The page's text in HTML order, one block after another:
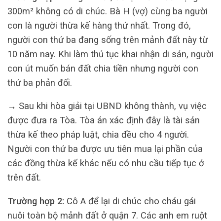
300m² không có di chúc. Bà H (vợ) cùng ba người
con là người thừa kế hàng thứ nhất. Trong đó,
người con thứ ba đang sống trên mảnh đất này từ
10 năm nay. Khi làm thủ tục khai nhận di sản, người
con út muốn bán đất chia tiền nhưng người con
thứ ba phản đối.
→ Sau khi hòa giải tại UBND không thành, vụ việc
được đưa ra Tòa. Tòa án xác định đây là tài sản
thừa kế theo pháp luật, chia đều cho 4 người.
Người con thứ ba được ưu tiên mua lại phần của
các đồng thừa kế khác nếu có nhu cầu tiếp tục ở
trên đất.
Trường hợp 2: Cô A để lại di chúc cho cháu gái
nuôi toàn bộ mảnh đất ở quận 7. Các anh em ruột